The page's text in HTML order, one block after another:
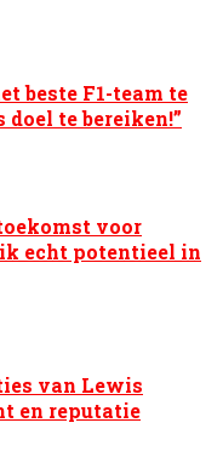
beste F1-team te
te bereiken!”
voor
echt potentieel in
van Lewis
en reputatie